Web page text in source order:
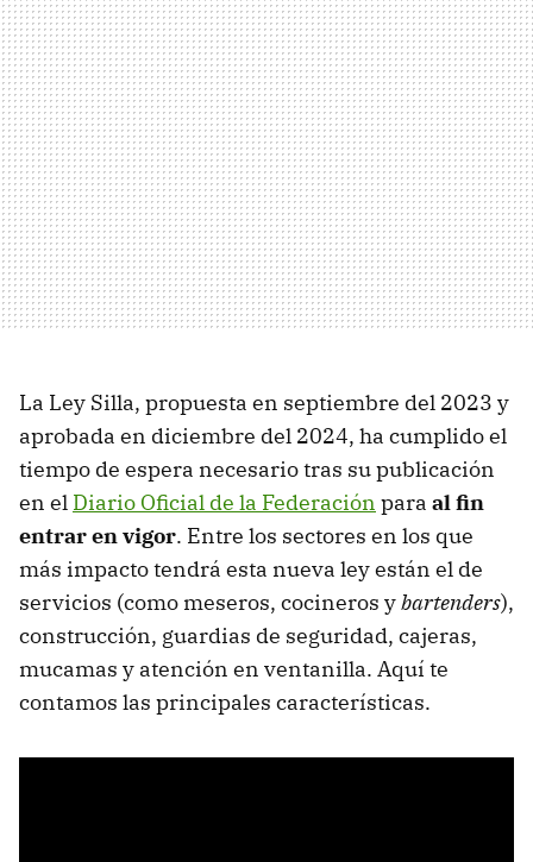
La Ley Silla, propuesta en septiembre del 2023 y
aprobada en diciembre del 2024, ha cumplido el
tiempo de espera necesario tras su publicación
en el Diario Oficial de la Federación para al fin
entrar en vigor. Entre los sectores en los que
más impacto tendrá esta nueva ley están el de
servicios (como meseros, cocineros ybartenders),
construcción, guardias de seguridad, cajeras,
mucamas y atención en ventanilla. Aquí te
contamos las principales características.